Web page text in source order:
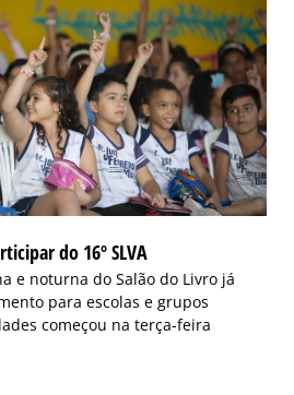
do 16º SLVA
e noturna do Salão do Livro já
para escolas e grupos
começou na terça-feira